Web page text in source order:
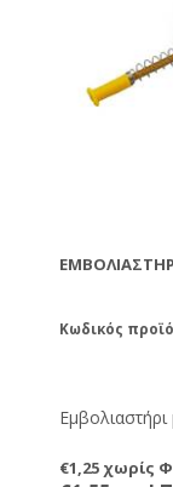
Κωδικός
€1,25 χωρίς